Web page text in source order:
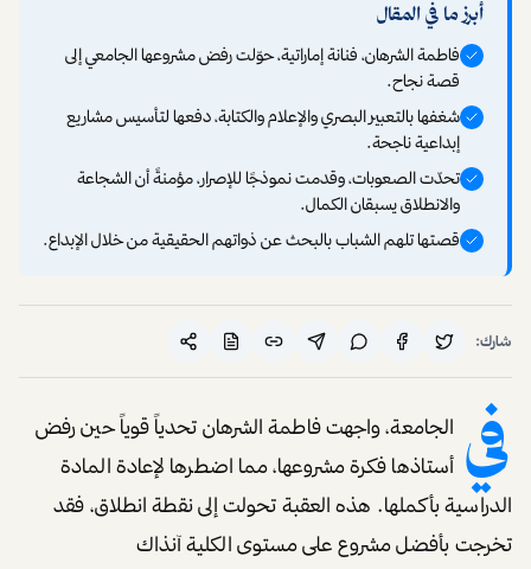
أبرز ما في المقال
فاطمة الشرهان، فنانة إماراتية، حوّلت رفض مشروعها الجامعي إلى
قصة نجاح.
شغفها بالتعبير البصري والإعلام والكتابة، دفعها لتأسيس مشاريع
إبداعية ناجحة.
تحدّت الصعوبات، وقدمت نموذجًا للإصرار، مؤمنةً أن الشجاعة
والانطلاق يسبقان الكمال.
قصتها تلهم الشباب بالبحث عن ذواتهم الحقيقية من خلال الإبداع.
شارك:
في الجامعة، واجهت فاطمة الشرهان تحدياً قوياً حين رفض
أستاذها فكرة مشروعها، مما اضطرها لإعادة المادة
الدراسية بأكملها. هذه العقبة تحولت إلى نقطة انطلاق، فقد
تخرجت بأفضل مشروع على مستوى الكلية آنذاك